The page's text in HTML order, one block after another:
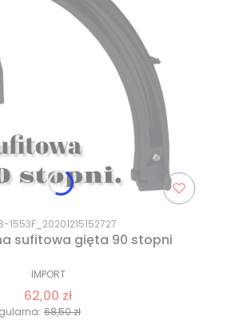
1553F_20201215152727
sufitowa gięta 90 stopni
IMPORT
62,00 zł
68,50 zł